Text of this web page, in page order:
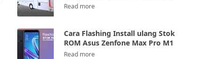
Cara Flashing Install ulang Stok
ROM Asus Zenfone Max Pro M1